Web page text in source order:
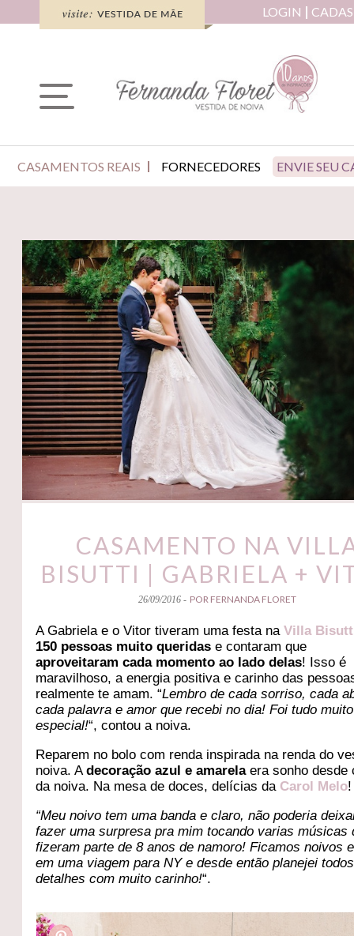
LOGIN
CASAMENTOS REAIS FORNECEDORES ENVIE SEU
CASAMENTO NA
BISUTTI | GABRIELA +
26/09/2016 - POR FERNANDA FLORET
A Gabriela e o Vitor tiveram uma festa naVilla
150 pessoas muito queridas e contaram que
aproveitaram cada momento ao lado delas! Isso é
maravilhoso, a energia positiva e carinho das
realmente te amam. “Lembro de cada sorriso, cada
cada palavra e amor que recebi no dia! Foi tudo muito
especial!“, contou a noiva.
Reparem no bolo com renda inspirada na renda do
noiva. Adecoração azul e amarelaera sonho desde
da noiva. Na mesa de doces, delícias da Carol Melo!
“Meu noivo tem uma banda e claro, não poderia
fazer uma surpresa pra mim tocando varias músicas
fizeram parte de 8 anos de namoro! Ficamos noivos
em uma viagem para NY e desde então planejei
detalhes com muito carinho!“.